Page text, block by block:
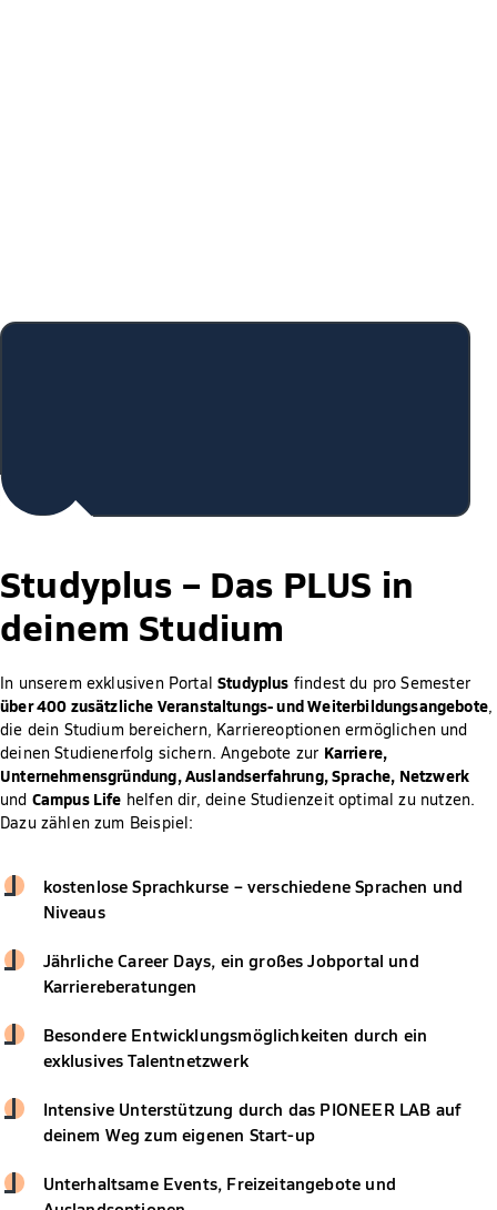
Studyplus – Das PLUS in
deinem Studium
In unserem exklusiven PortalStudyplus findest du pro Semester
über 400 zusätzliche Veranstaltungs- und Weiterbildungsangebote,
die dein Studium bereichern, Karriereoptionen ermöglichen und
deinen Studienerfolg sichern. Angebote zur Karriere,
Unternehmensgründung, Auslandserfahrung, Sprache, Netzwerk
und Campus Life helfen dir, deine Studienzeit optimal zu nutzen.
Dazu zählen zum Beispiel:
kostenlose Sprachkurse – verschiedene Sprachen und
Niveaus
Jährliche Career Days, ein großes Jobportal und
Karriereberatungen
Besondere Entwicklungsmöglichkeiten durch ein
exklusives Talentnetzwerk
Intensive Unterstützung durch das PIONEER LAB auf
deinem Weg zum eigenen Start-up
Unterhaltsame Events, Freizeitangebote und